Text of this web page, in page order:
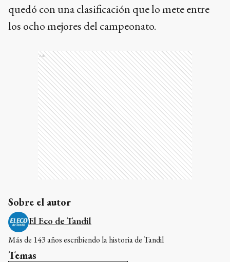
quedó con una clasificación que lo mete entre
los ocho mejores del campeonato.
Ads
Sobre el autor
El Eco de Tandil
Más de 143 años escribiendo la historia de Tandil
Temas